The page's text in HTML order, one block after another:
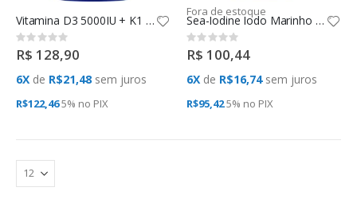
Vitamina D3 5000IU + K1 K2 MK7 210mcg 60 CAPS Life Extension
Rating:
0%
R$ 128,90
6X de R$21,48 sem juros
R$122,465% no PIX
Fora de estoque
Sea-Iodine Iodo Marinho 1000mcg (60 VCAPS) Life Extension
Rating:
0%
R$ 100,44
6X de R$16,74 sem juros
R$95,425% no PIX